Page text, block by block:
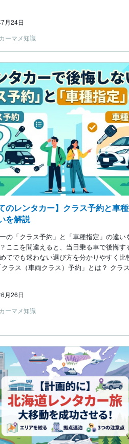
月24日
ーマメ知識
のレンタカー】クラス予約と車
を解説
の「クラス予約」と「車種指定」の違い
ここを間違えると、当日乗る車で後悔す
てでも迷わない選び方を分かりやすく比
ラス（車両クラス）予約」とは？ クラ
月26日
ーマメ知識